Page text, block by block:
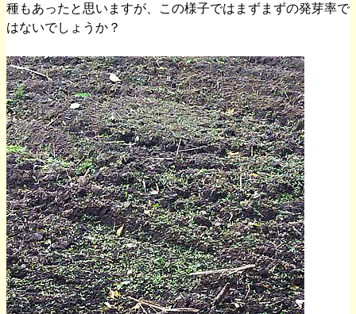
種もあったと思いますが、この様子ではまずまずの発芽率で
はないでしょうか？